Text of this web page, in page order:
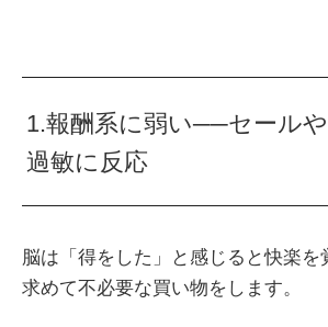
1.報酬系に弱い──セール
過敏に反応
脳は「得をした」と感じると快楽を
求めて不必要な買い物をします。